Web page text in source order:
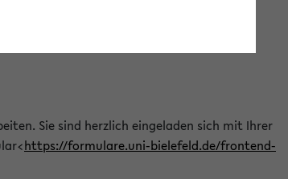
Sie sind herzlich eingeladen sich mit Ihrer
https://formulare.uni-bielefeld.de/frontend-